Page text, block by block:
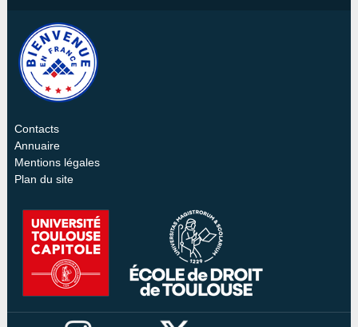
Contacts
Annuaire
Mentions légales
Plan du site